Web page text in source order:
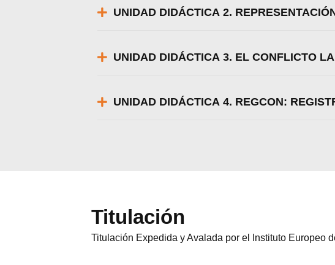
UNIDAD DIDÁCTICA 2.
UNIDAD DIDÁCTICA 3. EL CONFLICTO
UNIDAD DIDÁCTICA 4. REGCON:
Titulación
Titulación Expedida y Avalada por el Instituto Europeo